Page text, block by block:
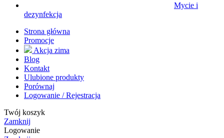
Mycie i
dezynfekcja
Strona główna
Promocje
Akcja zima
Blog
Kontakt
Ulubione produkty
Porównaj
Logowanie / Rejestracja
Twój koszyk
Zamknij
Logowanie